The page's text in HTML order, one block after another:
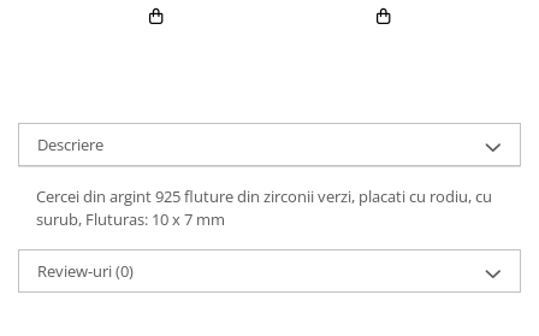
Descriere
Cercei din argint 925 fluture din zirconii verzi, placati cu rodiu, cu
surub, Fluturas: 10 x 7 mm
Review-uri(0)